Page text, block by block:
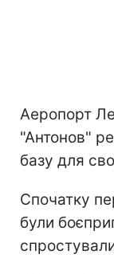
Аеропорт
"Антонов"
базу для
Спочатку
були